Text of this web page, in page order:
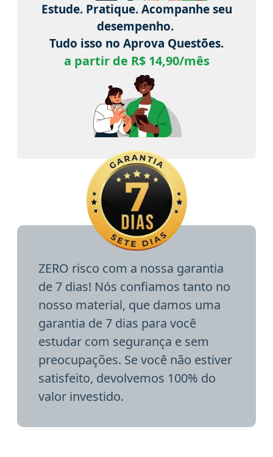
Estude. Pratique. Acompanhe seu
desempenho.
Tudo isso no Aprova Questões.
a partir de R$ 14,90/mês
ZERO risco com a nossa garantia
de 7 dias! Nós confiamos tanto no
nosso material, que damos uma
garantia de 7 dias para você
estudar com segurança e sem
preocupações. Se você não estiver
satisfeito, devolvemos 100% do
valor investido.